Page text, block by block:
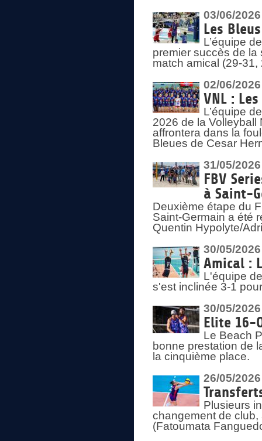
03/06/2026
Les
L’équipe
premier succès de la
match amical (29-
02/06/2026
VNL :
L’équipe
2026 de la
affrontera dans la
Bleues de Cesar
31/05/2026
FBV
à Saint-
Deuxième étape du
Saint-Germain a été
Quentin Hypolyte/
30/05/2026
Amical :
L'équipe
s'est inclinée 3-1
30/05/2026
Elite 16-
Le Beach
bonne prestation de
la cinquième place.
26/05/2026
Plusieurs
changement de
(Fatoumata